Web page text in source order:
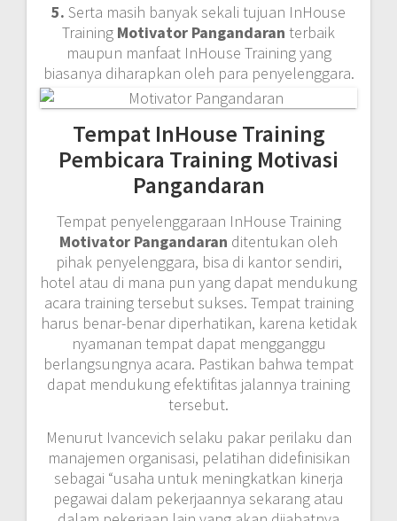
5. Serta masih banyak sekali tujuan InHouse
Training Motivator Pangandaran terbaik
maupun manfaat InHouse Training yang
biasanya diharapkan oleh para penyelenggara.
Tempat InHouse Training
Pembicara Training Motivasi
Pangandaran
Tempat penyelenggaraan InHouse Training
Motivator Pangandaran ditentukan oleh
pihak penyelenggara, bisa di kantor sendiri,
hotel atau di mana pun yang dapat mendukung
acara training tersebut sukses. Tempat training
harus benar-benar diperhatikan, karena ketidak
nyamanan tempat dapat mengganggu
berlangsungnya acara. Pastikan bahwa tempat
dapat mendukung efektifitas jalannya training
tersebut.
Menurut Ivancevich selaku pakar perilaku dan
manajemen organisasi, pelatihan didefinisikan
sebagai “usaha untuk meningkatkan kinerja
pegawai dalam pekerjaannya sekarang atau